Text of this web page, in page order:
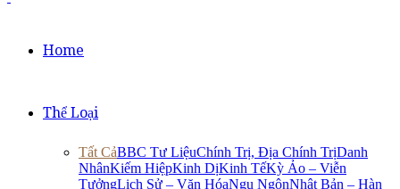
Home
Thể Loại
Tất CảBBC Tư LiệuChính Trị, Địa Chính TrịDanh
NhânKiếm HiệpKinh DịKinh TếKỳ Ảo – Viễn
TưởngLịch Sử – Văn HóaNgụ NgônNhật Bản – Hàn